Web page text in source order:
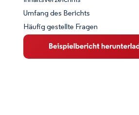
Marktschnappschuss
Marktübersicht
Wichtige Markttrends
Umfang des Berichts
Häufig gestellte Fragen